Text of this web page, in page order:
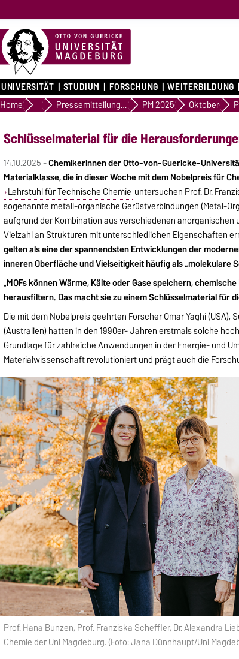
UNIVERSITÄT STUDIUM FORSCHUNG WEITERBILDUNG
Home Presse & Medien Pressemitteilungen PM 2025 Oktober
Schlüsselmaterial für die
14.10.2025 -Chemikerinnen der Otto-von-Guericke-
Materialklasse, die in dieser Woche mit dem Nobelpreis für
Lehrstuhl für Technische Chemie untersuchen Prof. Dr.
sogenannte metall-organische Gerüstverbindungen (Metal-
aufgrund der Kombination aus verschiedenen anorganischen
Vielzahl an Strukturen mit unterschiedlichen Eigenschaften
gelten als eine der spannendsten Entwicklungen der
inneren Oberfläche und Vielseitigkeit häufig als „molekulare
„MOFs können Wärme, Kälte oder Gase speichern,
herausfiltern. Das macht sie zu einem Schlüsselmaterial für
Die mit dem Nobelpreis geehrten Forscher Omar Yaghi
(Australien) hatten in den 1990er- Jahren erstmals solche
Grundlage für zahlreiche Anwendungen in der Energie- und
Materialwissenschaft revolutioniert und prägt auch die
Prof. Hana Bunzen, Prof. Franziska Scheffler, Dr. Alexandra
Chemie der Uni Magdeburg. (Foto: Jana Dünnhaupt/Uni